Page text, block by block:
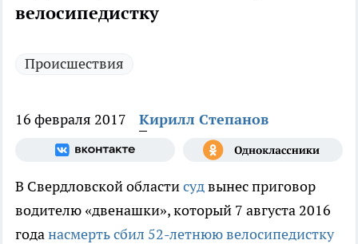
велосипедистку
Происшествия
16 февраля 2017 Кирилл Степанов
В Свердловской областисудвынес приговор
водителю «двенашки», который 7 августа 2016
годанасмерть сбил 52-летнюю велосипедистку